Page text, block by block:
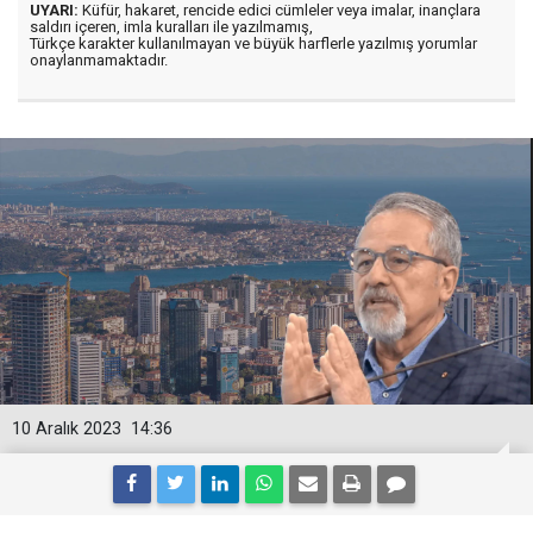
UYARI: Küfür, hakaret, rencide edici cümleler veya imalar, inançlara
saldırı içeren, imla kuralları ile yazılmamış,
Türkçe karakter kullanılmayan ve büyük harflerle yazılmış yorumlar
onaylanmamaktadır.
14:36
10 Aralık 2023